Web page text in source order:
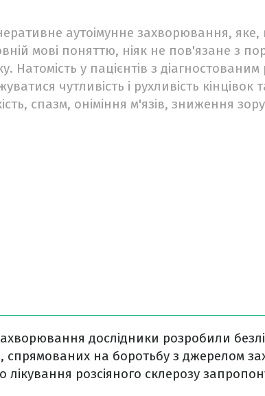
аутоімунне захворювання, яке,
мові поняттю, ніяк не пов'язане з
Натомість у пацієнтів з діагностованим
чутливість і рухливість кінцівок
спазм, оніміння м'язів, зниження
дослідники розробили
спрямованих на боротьбу з джерелом
лікування розсіяного склерозу